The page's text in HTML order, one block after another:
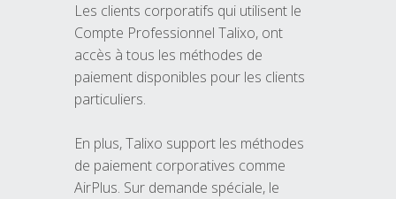
Les clients corporatifs qui utilisent le
Compte Professionnel Talixo, ont
accès à tous les méthodes de
paiement disponibles pour les clients
particuliers.
En plus, Talixo support les méthodes
de paiement corporatives comme
AirPlus. Sur demande spéciale, le